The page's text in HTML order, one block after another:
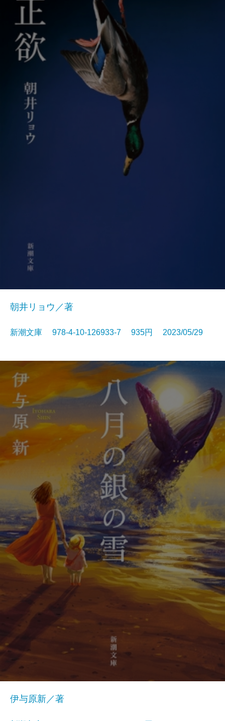
朝井リョウ／著
新潮文庫 978-4-10-126933-7 935円 2023/05/29
伊与原新／著